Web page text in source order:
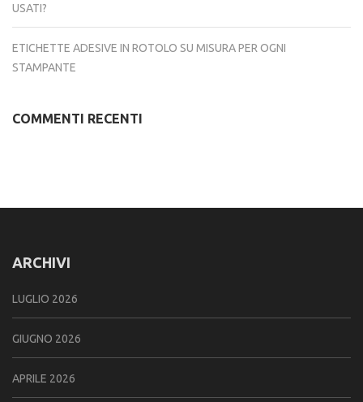
USATI?
ETICHETTE ADESIVE IN ROTOLO SU MISURA PER OGNI
STAMPANTE
COMMENTI RECENTI
ARCHIVI
LUGLIO 2026
GIUGNO 2026
APRILE 2026